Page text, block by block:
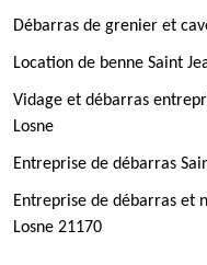
Débarras de grenier et
Location de benne Saint
Vidage et débarras
Losne
Entreprise de débarras
Entreprise de débarras et
Losne 21170